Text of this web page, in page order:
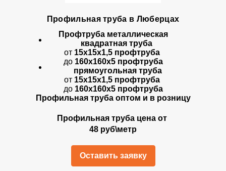
Профильная труба в Люберцах
Профтруба металлическая
квадратная труба
от 15х15х1,5 профтруба
до 160х160х5 профтруба
прямоугольная труба
от 15х15х1,5 профтруба
до 160х160х5 профтруба
Профильная труба оптом и в розницу
Профильная труба цена от
48 руб\метр
Оставить заявку